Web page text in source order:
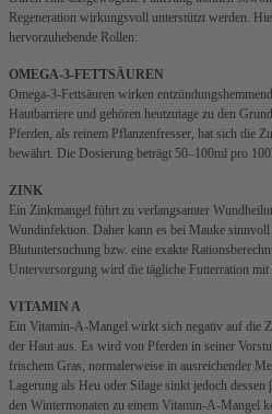
Regeneration wirkungsvoll unterstützt werden.
hervorzuhebende Rollen:
OMEGA-3-FETTSÄUREN
Omega-3-Fettsäuren wirken
Hautbarriere und gehören heutzutage zu den
Pferden, als reinem Pflanzenfresser, hat sich die
bewährt. Die Dosierung beträgt 50–100ml pro
ZINK
Ein Zinkmangel führt zu verlangsamter
Wundinfektion. Daher kann es bei Mauke
Blutuntersuchung bzw. eine exakte
Unterversorgung wird die tägliche Futterration mit
VITAMIN A
Ein Vitamin-A-Mangel wirkt sich negativ auf die
der Haut aus. Es wird von Pferden in seiner
frischem Gras, normalerweise in ausreichender
Lagerung als Heu oder Silage sinkt jedoch
den Wintermonaten zu einem Vitamin-A-Mangel